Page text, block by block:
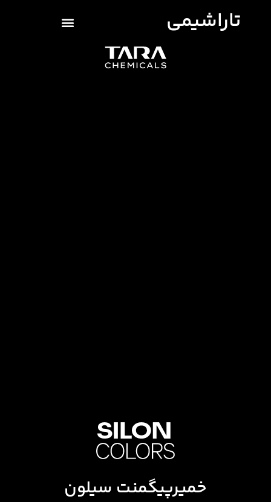
تاراشیمی
خمیرپیگمنت سیلون